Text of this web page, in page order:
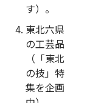
す）。
東北六県
の工芸品
（「東北
の技」特
集を企画